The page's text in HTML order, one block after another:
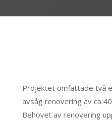
Projektet omfattade två
avsåg renovering av ca
Behovet av renovering